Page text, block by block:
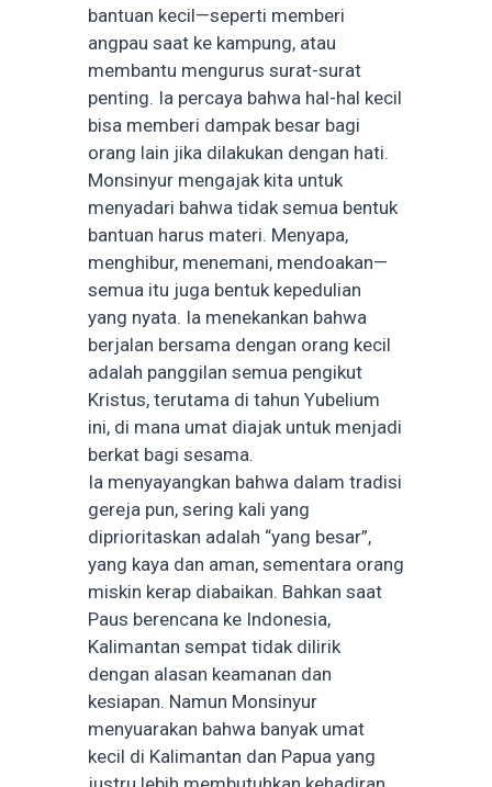
bantuan kecil—seperti memberi
angpau saat ke kampung, atau
membantu mengurus surat-surat
penting. Ia percaya bahwa hal-hal kecil
bisa memberi dampak besar bagi
orang lain jika dilakukan dengan hati.
Monsinyur mengajak kita untuk
menyadari bahwa tidak semua bentuk
bantuan harus materi. Menyapa,
menghibur, menemani, mendoakan—
semua itu juga bentuk kepedulian
yang nyata. Ia menekankan bahwa
berjalan bersama dengan orang kecil
adalah panggilan semua pengikut
Kristus, terutama di tahun Yubelium
ini, di mana umat diajak untuk menjadi
berkat bagi sesama.
Ia menyayangkan bahwa dalam tradisi
gereja pun, sering kali yang
diprioritaskan adalah “yang besar”,
yang kaya dan aman, sementara orang
miskin kerap diabaikan. Bahkan saat
Paus berencana ke Indonesia,
Kalimantan sempat tidak dilirik
dengan alasan keamanan dan
kesiapan. Namun Monsinyur
menyuarakan bahwa banyak umat
kecil di Kalimantan dan Papua yang